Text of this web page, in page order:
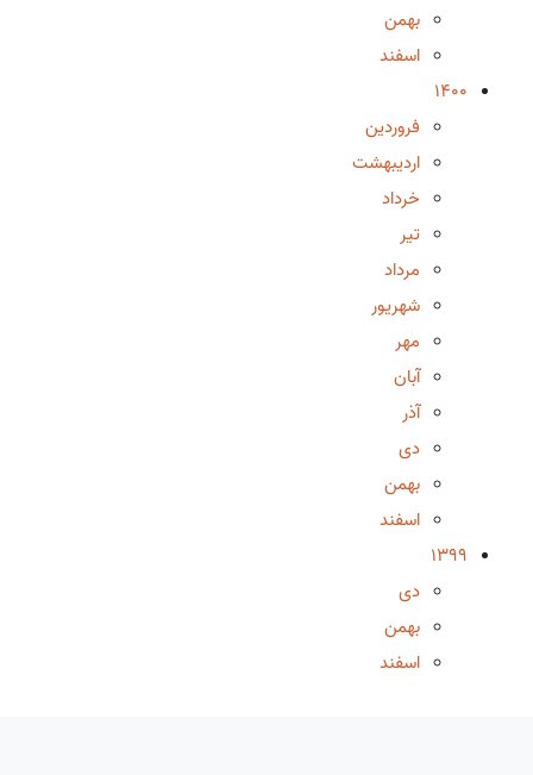
بهمن
اسفند
1400
فروردین
اردیبهشت
خرداد
تیر
مرداد
شهریور
مهر
آبان
آذر
دی
بهمن
اسفند
1399
دی
بهمن
اسفند